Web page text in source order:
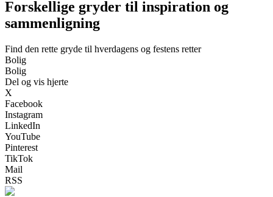
Forskellige gryder til inspiration og
sammenligning
Find den rette gryde til hverdagens og festens retter
Bolig
Bolig
Del og vis hjerte
X
Facebook
Instagram
LinkedIn
YouTube
Pinterest
TikTok
Mail
RSS